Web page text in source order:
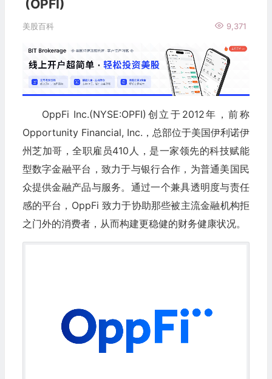
(OPFI)
美股百科 9,371
OppFi Inc.(NYSE:OPFI)创立于2012年，前称
Opportunity Financial, Inc.，总部位于美国伊利诺伊
州芝加哥，全职雇员410人，是一家领先的科技赋能
型数字金融平台，致力于与银行合作，为普通美国民
众提供金融产品与服务。通过一个兼具透明度与责任
感的平台，OppFi 致力于协助那些被主流金融机构拒
之门外的消费者，从而构建更稳健的财务健康状况。